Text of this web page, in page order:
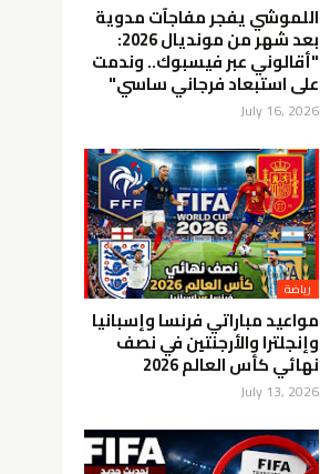
اللموشي يفجر مفاجآت مدوية
بعد شهر من مونديال 2026:
"أقالوني عبر فيسبوك.. وندمت
على استبعاد فرجاني ساسي"
July 16, 2026
رياضة
مواعيد مباراتي فرنسا وإسبانيا
وإنجلترا والأرجنتين في نصف
نهائي كأس العالم 2026
July 13, 2026